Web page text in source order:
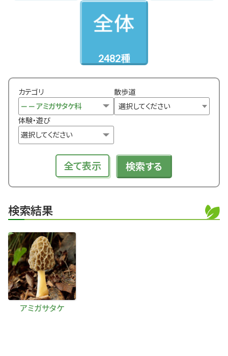
2482種
カテゴリ
散歩道
選択してください
体験・遊び
全て表示 検索する
検索結果
アミガサタケ